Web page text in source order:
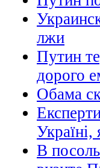
лжи
Путин
дорого
Обама
Україні,
В